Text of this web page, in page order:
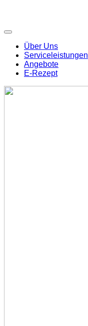
Über Uns
Serviceleistungen
Angebote
E-Rezept